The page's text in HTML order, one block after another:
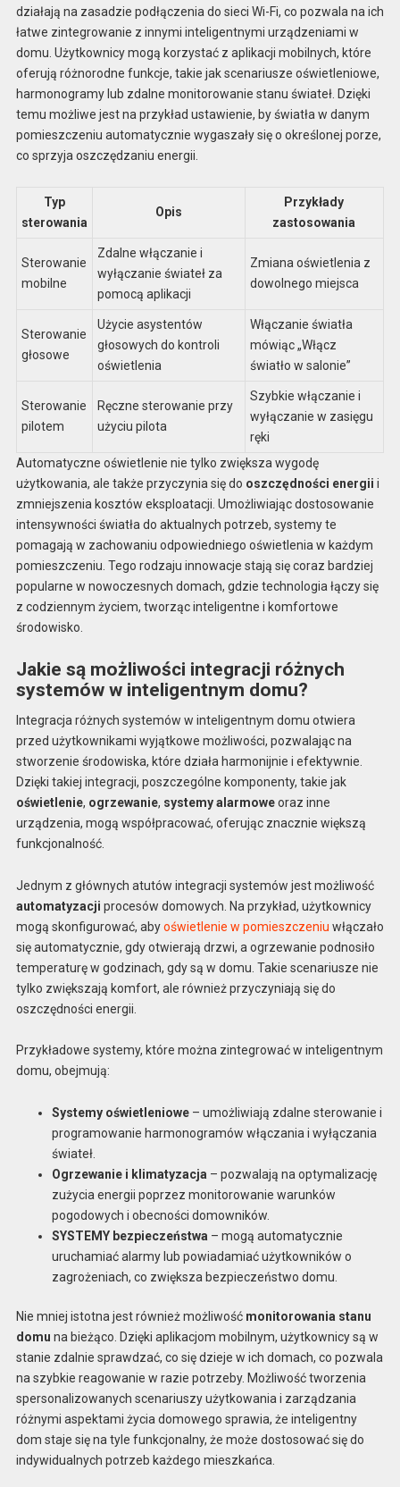
działają na zasadzie podłączenia do sieci Wi-Fi, co pozwala na ich
łatwe zintegrowanie z innymi inteligentnymi urządzeniami w
domu. Użytkownicy mogą korzystać z aplikacji mobilnych, które
oferują różnorodne funkcje, takie jak scenariusze oświetleniowe,
harmonogramy lub zdalne monitorowanie stanu świateł. Dzięki
temu możliwe jest na przykład ustawienie, by światła w danym
pomieszczeniu automatycznie wygaszały się o określonej porze,
co sprzyja oszczędzaniu energii.
Typ
sterowania
Opis
Przykłady
zastosowania
Sterowanie
mobilne
Zdalne włączanie i
wyłączanie świateł za
pomocą aplikacji
Zmiana oświetlenia z
dowolnego miejsca
Sterowanie
głosowe
Użycie asystentów
głosowych do kontroli
oświetlenia
Włączanie światła
mówiąc „Włącz
światło w salonie”
Sterowanie
pilotem
Ręczne sterowanie przy
użyciu pilota
Szybkie włączanie i
wyłączanie w zasięgu
ręki
Automatyczne oświetlenie nie tylko zwiększa wygodę
użytkowania, ale także przyczynia się do oszczędności energii i
zmniejszenia kosztów eksploatacji. Umożliwiając dostosowanie
intensywności światła do aktualnych potrzeb, systemy te
pomagają w zachowaniu odpowiedniego oświetlenia w każdym
pomieszczeniu. Tego rodzaju innowacje stają się coraz bardziej
popularne w nowoczesnych domach, gdzie technologia łączy się
z codziennym życiem, tworząc inteligentne i komfortowe
środowisko.
Jakie są możliwości integracji różnych
systemów w inteligentnym domu?
Integracja różnych systemów w inteligentnym domu otwiera
przed użytkownikami wyjątkowe możliwości, pozwalając na
stworzenie środowiska, które działa harmonijnie i efektywnie.
Dzięki takiej integracji, poszczególne komponenty, takie jak
oświetlenie, ogrzewanie, systemy alarmoweoraz inne
urządzenia, mogą współpracować, oferując znacznie większą
funkcjonalność.
Jednym z głównych atutów integracji systemów jest możliwość
automatyzacji procesów domowych. Na przykład, użytkownicy
mogą skonfigurować, abyoświetlenie w pomieszczeniu włączało
się automatycznie, gdy otwierają drzwi, a ogrzewanie podnosiło
temperaturę w godzinach, gdy są w domu. Takie scenariusze nie
tylko zwiększają komfort, ale również przyczyniają się do
oszczędności energii.
Przykładowe systemy, które można zintegrować w inteligentnym
domu, obejmują:
Systemy oświetleniowe– umożliwiają zdalne sterowanie i
programowanie harmonogramów włączania i wyłączania
świateł.
Ogrzewanie i klimatyzacja – pozwalają na optymalizację
zużycia energii poprzez monitorowanie warunków
pogodowych i obecności domowników.
SYSTEMY bezpieczeństwa – mogą automatycznie
uruchamiać alarmy lub powiadamiać użytkowników o
zagrożeniach, co zwiększa bezpieczeństwo domu.
Nie mniej istotna jest również możliwość monitorowania stanu
domu na bieżąco. Dzięki aplikacjom mobilnym, użytkownicy są w
stanie zdalnie sprawdzać, co się dzieje w ich domach, co pozwala
na szybkie reagowanie w razie potrzeby. Możliwość tworzenia
spersonalizowanych scenariuszy użytkowania i zarządzania
różnymi aspektami życia domowego sprawia, że inteligentny
dom staje się na tyle funkcjonalny, że może dostosować się do
indywidualnych potrzeb każdego mieszkańca.